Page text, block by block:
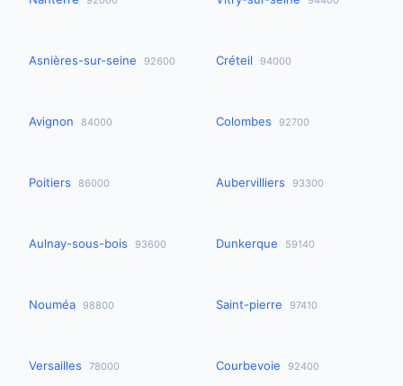
Asnières-sur-seine 92600 Créteil 94000
Avignon 84000 Colombes 92700
Poitiers 86000 Aubervilliers 93300
Aulnay-sous-bois 93600 Dunkerque 59140
Nouméa 98800 Saint-pierre 97410
Versailles 78000 Courbevoie 92400